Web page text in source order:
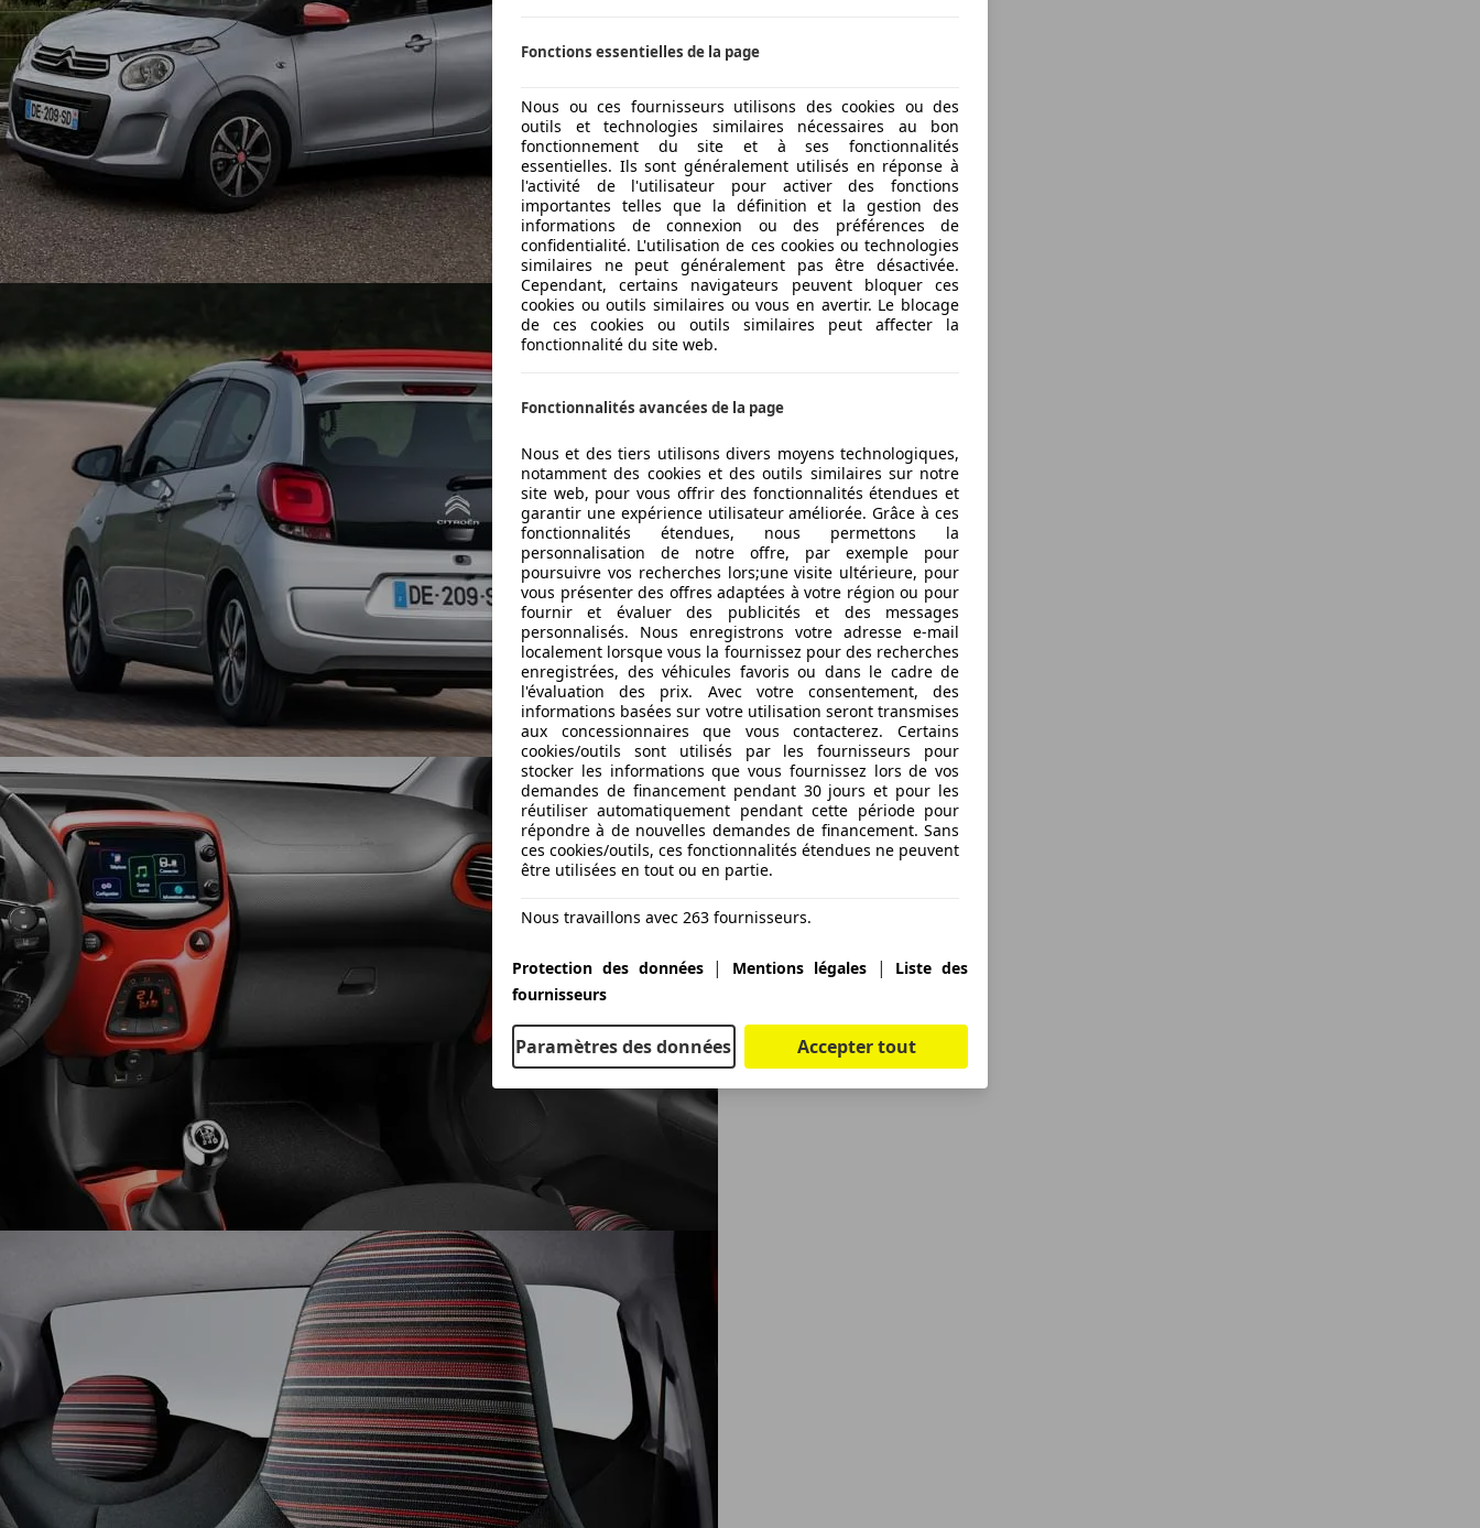
Fonctions essentielles de la page
Nous ou ces fournisseurs utilisons des cookies ou des
outils et technologies similaires nécessaires au bon
fonctionnement du site et à ses fonctionnalités
essentielles. Ils sont généralement utilisés en réponse à
l'activité de l'utilisateur pour activer des fonctions
importantes telles que la définition et la gestion des
informations de connexion ou des préférences de
confidentialité. L'utilisation de ces cookies ou technologies
similaires ne peut généralement pas être désactivée.
Cependant, certains navigateurs peuvent bloquer ces
cookies ou outils similaires ou vous en avertir. Le blocage
de ces cookies ou outils similaires peut affecter la
fonctionnalité du site web.
Fonctionnalités avancées de la page
Nous et des tiers utilisons divers moyens technologiques,
notamment des cookies et des outils similaires sur notre
site web, pour vous offrir des fonctionnalités étendues et
garantir une expérience utilisateur améliorée. Grâce à ces
fonctionnalités étendues, nous permettons la
personnalisation de notre offre, par exemple pour
poursuivre vos recherches lors;une visite ultérieure, pour
vous présenter des offres adaptées à votre région ou pour
fournir et évaluer des publicités et des messages
personnalisés. Nous enregistrons votre adresse e-mail
localement lorsque vous la fournissez pour des recherches
enregistrées, des véhicules favoris ou dans le cadre de
l'évaluation des prix. Avec votre consentement, des
informations basées sur votre utilisation seront transmises
aux concessionnaires que vous contacterez. Certains
cookies/outils sont utilisés par les fournisseurs pour
stocker les informations que vous fournissez lors de vos
demandes de financement pendant 30 jours et pour les
réutiliser automatiquement pendant cette période pour
répondre à de nouvelles demandes de financement. Sans
ces cookies/outils, ces fonctionnalités étendues ne peuvent
être utilisées en tout ou en partie.
Nous travaillons avec 263 fournisseurs.
Protection des données| Mentions légales|
Liste des
fournisseurs
Paramètres des données Accepter tout